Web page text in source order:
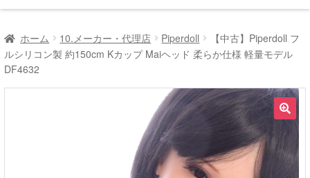
HOME
商品一覧
サ
ブ
メ
ニ
ホーム 10.メーカー・代理店 Piperdoll
【中古】Piperdoll フ
ルシリコン製 約150cm Kカップ Maiヘッド 柔らか仕様 軽量モデル
DF4632
🔍